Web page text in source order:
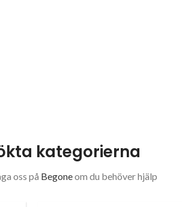
kategorierna
oss på Begoneom du behöver hjälp